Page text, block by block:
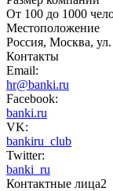
От 100 до 1000
Местоположение
Россия, Москва,
Контакты
Email:
hr@banki.ru
Facebook:
banki.ru
VK:
bankiru_club
Twitter:
banki_ru
Контактные лица2